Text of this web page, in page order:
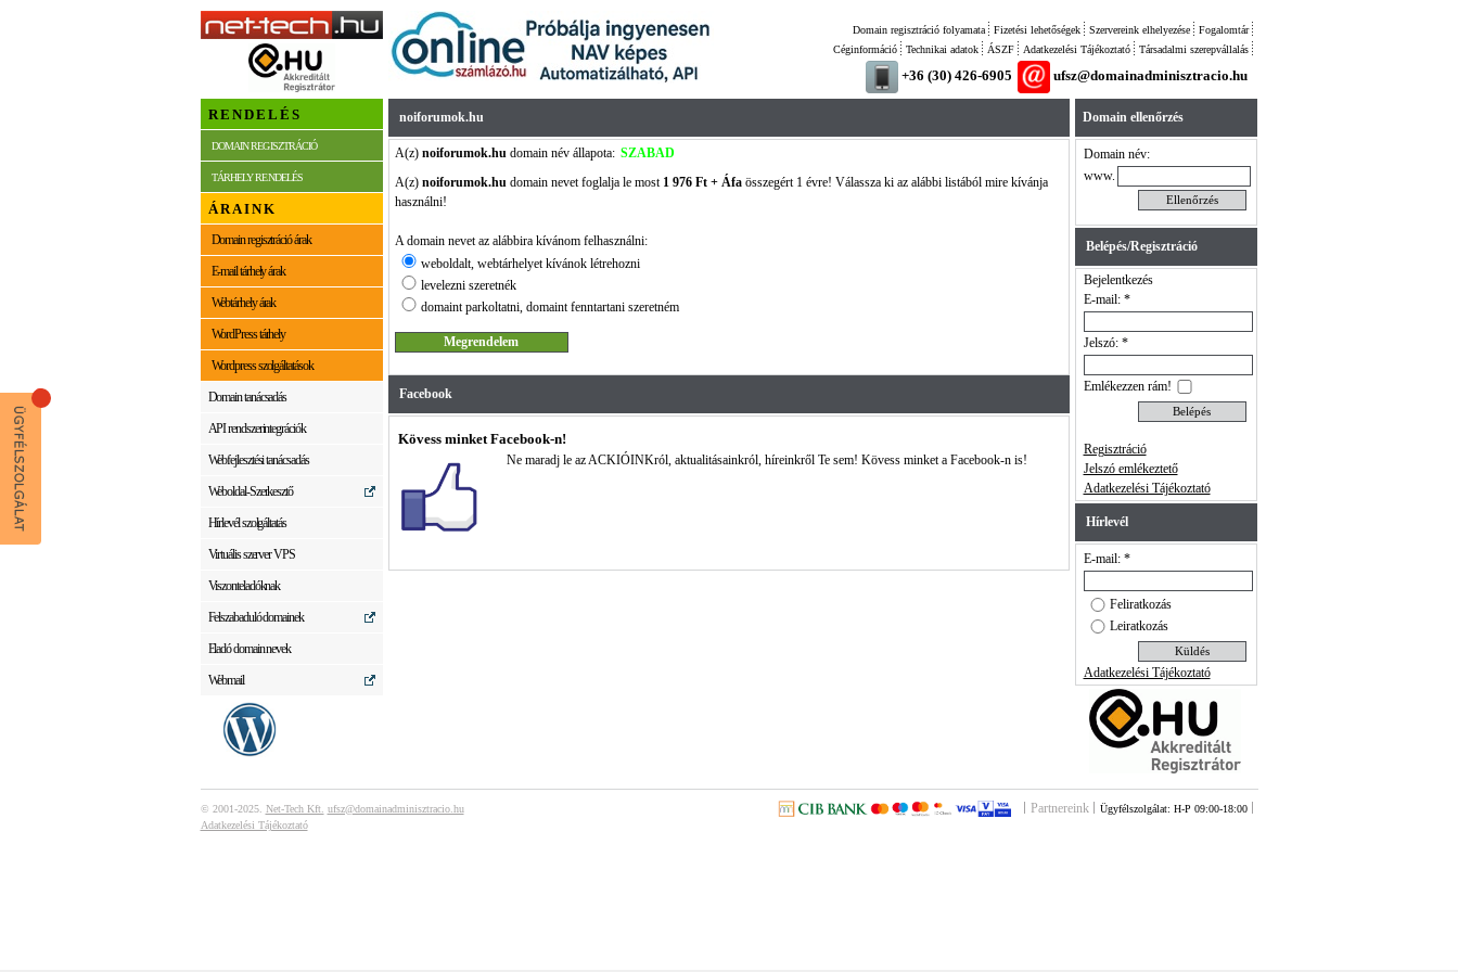
Fogalomtár
Szervereink elhelyezése
Fizetési lehetőségek
Domain regisztráció folyamata
Társadalmi szerepvállalás
Adatkezelési Tájékoztató
ÁSZF
Technikai adatok
Céginformáció
+36 (30) 426-6905 ufsz@domainadminisztracio.hu
RENDELÉS
DOMAIN REGISZTRÁCIÓ
TÁRHELY RENDELÉS
ÁRAINK
Domain regisztráció árak
E-mail tárhely árak
Webtárhely árak
WordPress tárhely
Wordpress szolgáltatások
Domain tanácsadás
API rendszerintegrációk
Webfejlesztési tanácsadás
Weboldal-Szerkesztő
Hírlevél szolgáltatás
Virtuális szerver VPS
Viszonteladóknak
Felszabaduló domainek
Eladó domain nevek
Webmail
noiforumok.hu
A(z) noiforumok.hudomain név állapota: SZABAD
A(z) noiforumok.hudomain nevet foglalja le most 1 976 Ft + Áfaösszegért 1 évre! Válassza ki az alábbi listából mire kívánja
használni!
A domain nevet az alábbira kívánom felhasználni:
weboldalt, webtárhelyet kívánok létrehozni
levelezni szeretnék
domaint parkoltatni, domaint fenntartani szeretném
Facebook
Kövess minket Facebook-n!
Ne maradj le az ACKIÓINKról, aktualitásainkról, híreinkről Te sem! Kövess minket a Facebook-n is!
Domain ellenőrzés
Domain név:
www.
Belépés/Regisztráció
Bejelentkezés
E-mail: *
Jelszó: *
Emlékezzen rám!
Regisztráció
Jelszó emlékeztető
Adatkezelési Tájékoztató
Hírlevél
E-mail: *
Feliratkozás
Leiratkozás
Adatkezelési Tájékoztató
© 2001-2025. Net-Tech Kft. ufsz@domainadminisztracio.hu
Adatkezelési Tájékoztató
Partnereink Ügyfélszolgálat: H-P 09:00-18:00